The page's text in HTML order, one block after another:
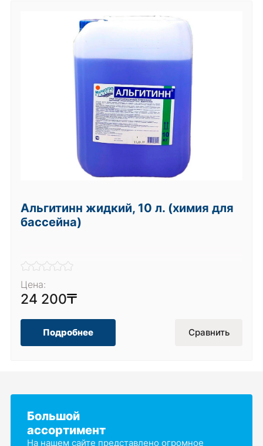
Альгитинн жидкий, 10 л. (химия для
бассейна)
Цена:
24 200
Подробнее Сравнить
Большой
ассортимент
На нашем сайте представлено огромное